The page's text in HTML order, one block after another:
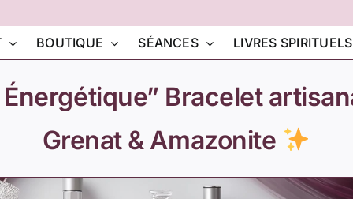
BOUTIQUE SÉANCES LIVRES SPIRITUELS
Bracelet
Grenat & Amazonite